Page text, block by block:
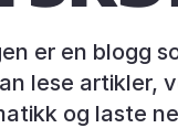
er en blogg
lese artikler,
og laste